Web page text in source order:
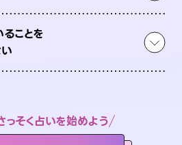
ことを
っそく占いを始めよう